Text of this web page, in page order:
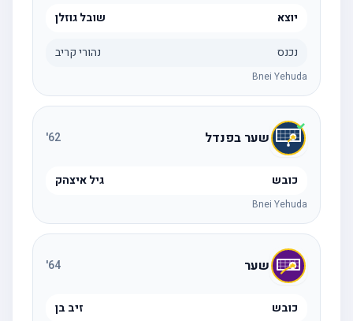
יוצא שובל גוזלן
נכנס נהורי קריב
Bnei Yehuda
שער בפנדל 62
'
כובש גיל איצהק
Bnei Yehuda
שער 64
'
כובש זיב בן